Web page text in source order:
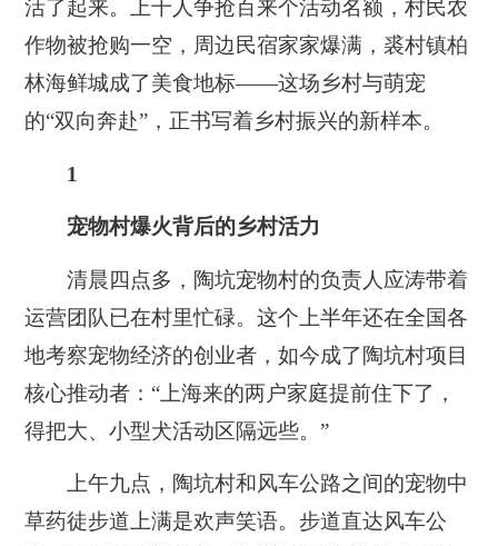
活了起来。上千人争抢百来个活动名额，村民农
作物被抢购一空，周边民宿家家爆满，裘村镇柏
林海鲜城成了美食地标——这场乡村与萌宠
的“双向奔赴”，正书写着乡村振兴的新样本。
1
宠物村爆火背后的乡村活力
清晨四点多，陶坑宠物村的负责人应涛带着
运营团队已在村里忙碌。这个上半年还在全国各
地考察宠物经济的创业者，如今成了陶坑村项目
核心推动者：“上海来的两户家庭提前住下了，
得把大、小型犬活动区隔远些。”
上午九点，陶坑村和风车公路之间的宠物中
草药徒步道上满是欢声笑语。步道直达风车公